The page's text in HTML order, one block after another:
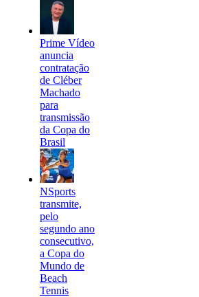
Prime Vídeo
anuncia
contratação
de Cléber
Machado
para
transmissão
da Copa do
Brasil
NSports
transmite,
pelo
segundo ano
consecutivo,
a Copa do
Mundo de
Beach
Tennis